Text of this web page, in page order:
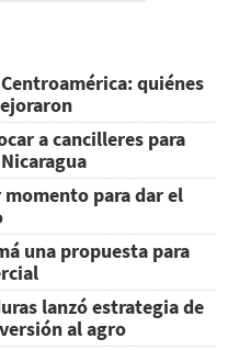
quiénes
a cancilleres para
para dar el
una propuesta para
lanzó estrategia de
al agro